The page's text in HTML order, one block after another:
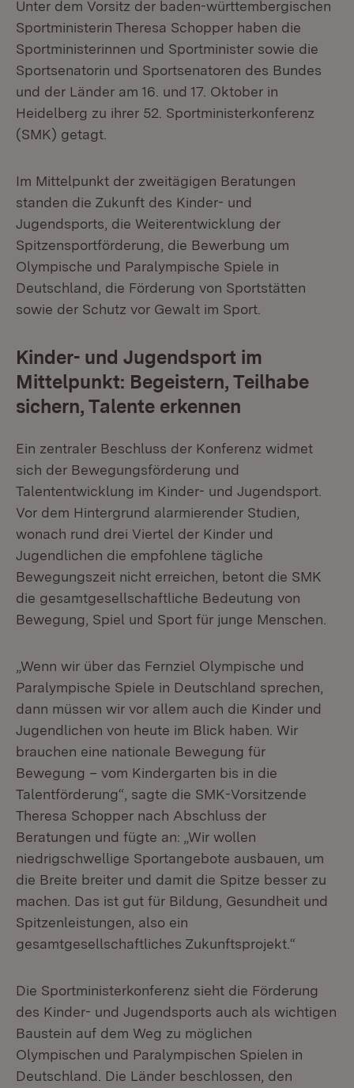
Unter dem Vorsitz der baden-württembergischen
Sportministerin Theresa Schopper haben die
Sportministerinnen und Sportminister sowie die
Sportsenatorin und Sportsenatoren des Bundes
und der Länder am 16. und 17. Oktober in
Heidelberg zu ihrer 52. Sportministerkonferenz
(SMK) getagt.
Im Mittelpunkt der zweitägigen Beratungen
standen die Zukunft des Kinder- und
Jugendsports, die Weiterentwicklung der
Spitzensportförderung, die Bewerbung um
Olympische und Paralympische Spiele in
Deutschland, die Förderung von Sportstätten
sowie der Schutz vor Gewalt im Sport.
Kinder- und Jugendsport im
Mittelpunkt: Begeistern, Teilhabe
sichern, Talente erkennen
Ein zentraler Beschluss der Konferenz widmet
sich der Bewegungsförderung und
Talententwicklung im Kinder- und Jugendsport.
Vor dem Hintergrund alarmierender Studien,
wonach rund drei Viertel der Kinder und
Jugendlichen die empfohlene tägliche
Bewegungszeit nicht erreichen, betont die SMK
die gesamtgesellschaftliche Bedeutung von
Bewegung, Spiel und Sport für junge Menschen.
„Wenn wir über das Fernziel Olympische und
Paralympische Spiele in Deutschland sprechen,
dann müssen wir vor allem auch die Kinder und
Jugendlichen von heute im Blick haben. Wir
brauchen eine nationale Bewegung für
Bewegung – vom Kindergarten bis in die
Talentförderung“, sagte die SMK-Vorsitzende
Theresa Schopper nach Abschluss der
Beratungen und fügte an: „Wir wollen
niedrigschwellige Sportangebote ausbauen, um
die Breite breiter und damit die Spitze besser zu
machen. Das ist gut für Bildung, Gesundheit und
Spitzenleistungen, also ein
gesamtgesellschaftliches Zukunftsprojekt.“
Die Sportministerkonferenz sieht die Förderung
des Kinder- und Jugendsports auch als wichtigen
Baustein auf dem Weg zu möglichen
Olympischen und Paralympischen Spielen in
Deutschland. Die Länder beschlossen, den